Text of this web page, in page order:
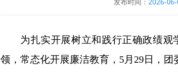
为扎实开展树立和践行正确政绩观
领，常态化开展廉洁教育，5月29日，